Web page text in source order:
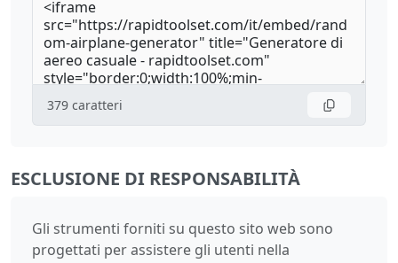
379 caratteri
ESCLUSIONE DI RESPONSABILITÀ
Gli strumenti forniti su questo sito web sono
progettati per assistere gli utenti nella